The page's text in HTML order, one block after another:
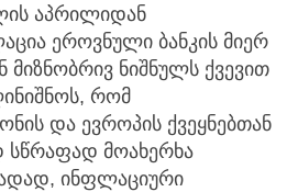
აპრილიდან
ეროვნული ბანკის მიერ
მიზნობრივ ნიშნულს ქვევით
რომ
და ევროპის ქვეყნებთან
სწრაფად მოახერხა
ინფლაციური